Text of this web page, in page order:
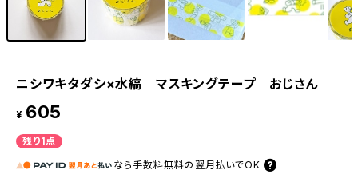
ニシワキタダシ×水縞 マスキングテープ おじさん
¥ 605
残り1点
なら 手数料無料の 翌月払いでOK